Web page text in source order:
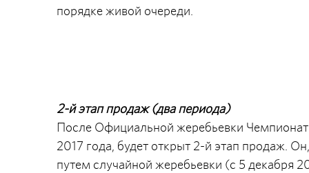
порядке живой очереди.
2-й этап продаж (два периода)
После Официальной жеребьевки
2017 года, будет открыт 2-й этап продаж.
путем случайной жеребьевки (с 5 декабря